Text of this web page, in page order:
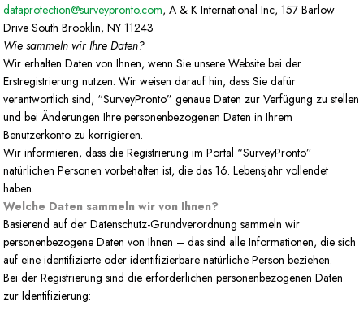
dataprotection@surveypronto.com, A & K International Inc, 157 Barlow
Drive South Brooklin, NY 11243
Wie sammeln wir Ihre Daten?
Wir erhalten Daten von Ihnen, wenn Sie unsere Website bei der
Erstregistrierung nutzen. Wir weisen darauf hin, dass Sie dafür
verantwortlich sind, “SurveyPronto” genaue Daten zur Verfügung zu stellen
und bei Änderungen Ihre personenbezogenen Daten in Ihrem
Benutzerkonto zu korrigieren.
Wir informieren, dass die Registrierung im Portal “SurveyPronto”
natürlichen Personen vorbehalten ist, die das 16. Lebensjahr vollendet
haben.
Welche Daten sammeln wir von Ihnen?
Basierend auf der Datenschutz-Grundverordnung sammeln wir
personenbezogene Daten von Ihnen – das sind alle Informationen, die sich
auf eine identifizierte oder identifizierbare natürliche Person beziehen.
Bei der Registrierung sind die erforderlichen personenbezogenen Daten
zur Identifizierung: